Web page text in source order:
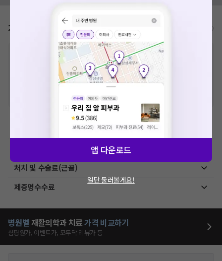
가격표
비급여 항목의 경우,추가비용 등으로 실제 가격과 상이할 수 있으니, 정확
한 가격은 해당 의료기관에 직접 문의해주세요.
급여 항목의 경우, 건강보험심사평가원 에 고지되어 있는 급여 진료 기준 가
격입니다. (진료와 연관된 복합적인 비용이 추가되어, 병원마다 금액이 다르게
산정될 수 있는 점 참고 바랍니다.)
VAT 포함
초음파 검사료(기본초음파)
처치 및 수술료(근골)
제증명수수료
병원별 재활의학과 치료가격 비교하기
심평원가, 이벤트가, 모두닥 리뷰가 등
앱 다운로드
일단 둘러볼게요!